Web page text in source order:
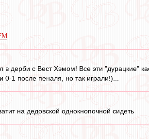
в дерби с Вест Хэмом! Все эти "дурацкие"
0-1 после пеналя, но так играли!)...
на дедовской однокнопочной сидеть